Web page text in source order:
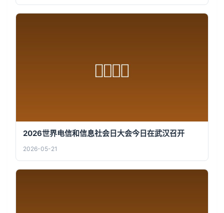
2026世界电信和信息社会日大会今日在武汉召开
2026-05-21